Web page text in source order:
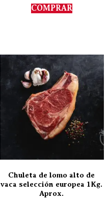
de 5
COMPRAR
Chuleta de lomo alto de
vaca selección europea 1Kg.
Aprox.